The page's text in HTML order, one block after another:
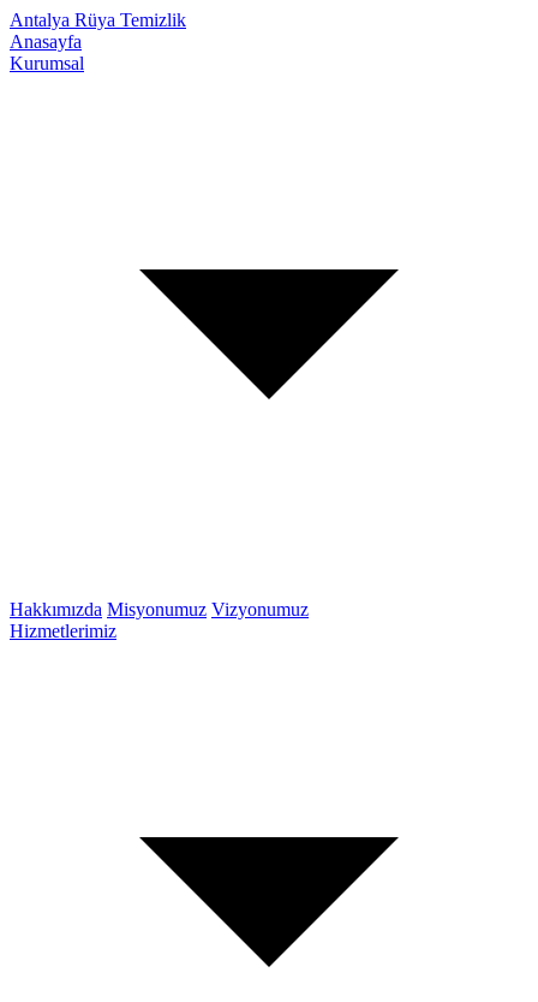
Antalya Rüya Temizlik
Anasayfa
Kurumsal
Hakkımızda Misyonumuz Vizyonumuz
Hizmetlerimiz